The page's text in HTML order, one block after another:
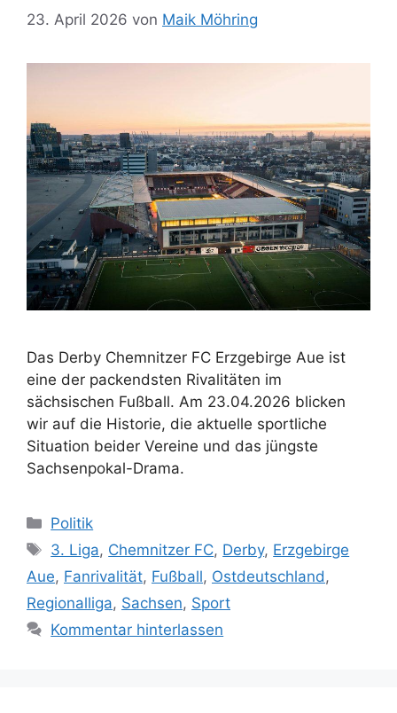
23. April 2026 von Maik Möhring
Das Derby Chemnitzer FC Erzgebirge Aue ist
eine der packendsten Rivalitäten im
sächsischen Fußball. Am 23.04.2026 blicken
wir auf die Historie, die aktuelle sportliche
Situation beider Vereine und das jüngste
Sachsenpokal-Drama.
Kategorien
Politik
Schlagwörter
3. Liga, Chemnitzer FC, Derby, Erzgebirge
Aue, Fanrivalität, Fußball, Ostdeutschland,
Regionalliga, Sachsen, Sport
Kommentar hinterlassen